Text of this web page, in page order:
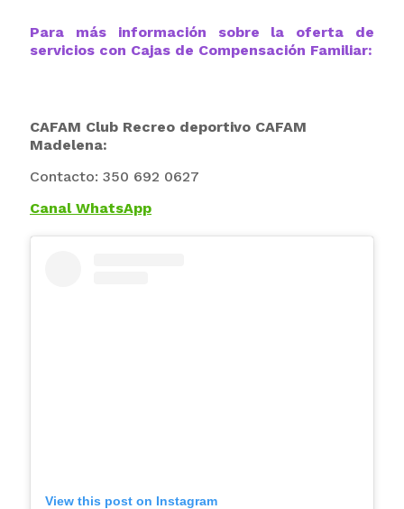
Para más información sobre la oferta de
servicios con Cajas de Compensación Familiar:
CAFAM Club Recreo deportivo CAFAM
Madelena:
Contacto: 350 692 0627
Canal WhatsApp
View this post on Instagram